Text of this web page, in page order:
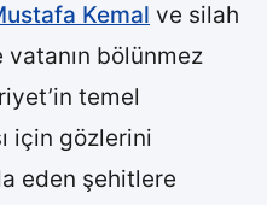
Kemal ve silah
vatanın bölünmez
temel
için gözlerini
eden şehitlere